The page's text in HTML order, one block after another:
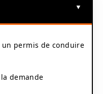
permis de conduire
demande